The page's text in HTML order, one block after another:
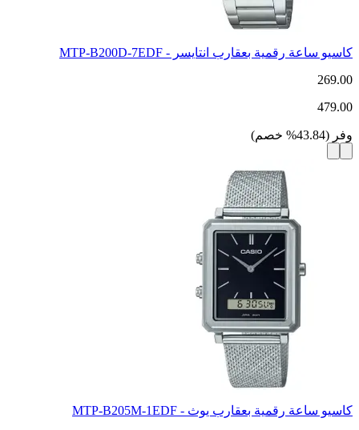
كاسيو ساعة رقمية بعقارب انتايسر - MTP-B200D-7EDF
269.00
479.00
وفر (
43.84
% خصم)
كاسيو ساعة رقمية بعقارب يوث - MTP-B205M-1EDF